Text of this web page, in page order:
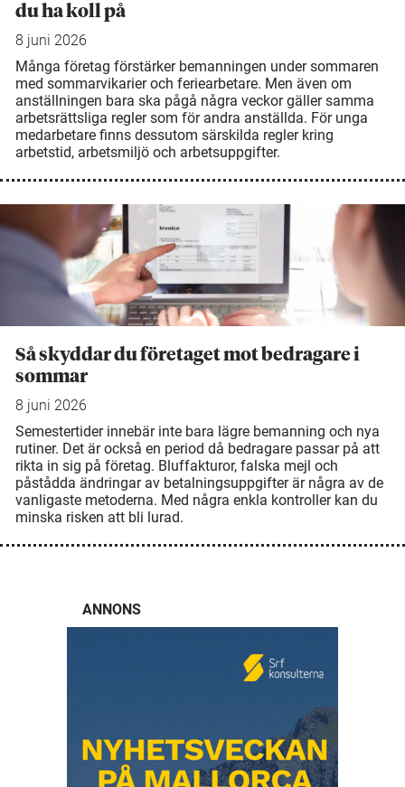
du ha koll på
8 juni 2026
Många företag förstärker bemanningen under sommaren
med sommarvikarier och feriearbetare. Men även om
anställningen bara ska pågå några veckor gäller samma
arbetsrättsliga regler som för andra anställda. För unga
medarbetare finns dessutom särskilda regler kring
arbetstid, arbetsmiljö och arbetsuppgifter.
Så skyddar du företaget mot bedragare i
sommar
8 juni 2026
Semestertider innebär inte bara lägre bemanning och nya
rutiner. Det är också en period då bedragare passar på att
rikta in sig på företag. Bluffakturor, falska mejl och
påstådda ändringar av betalningsuppgifter är några av de
vanligaste metoderna. Med några enkla kontroller kan du
minska risken att bli lurad.
ANNONS